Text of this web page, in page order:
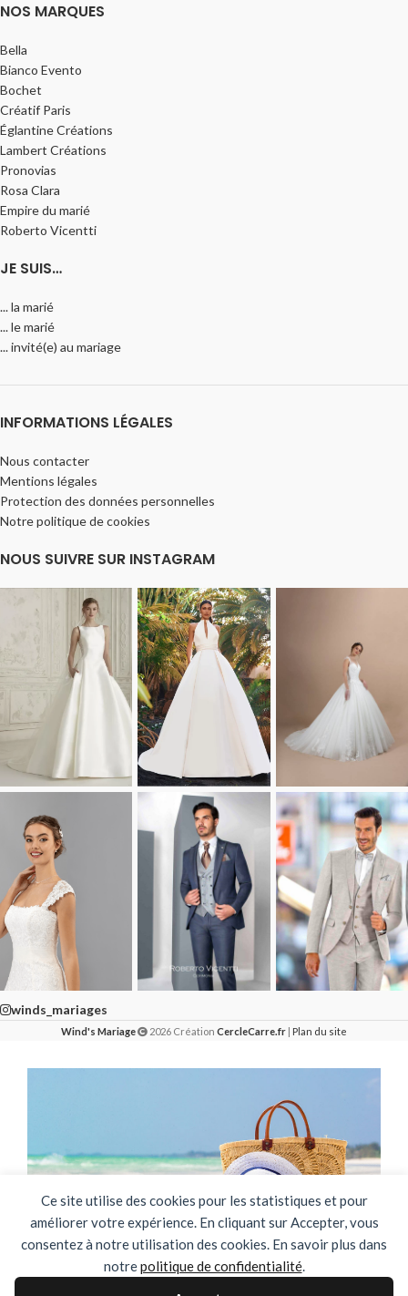
Ce site utilise des cookies pour les statistiques et pour
améliorer votre expérience. En cliquant sur Accepter, vous
consentez à notre utilisation des cookies. En savoir plus dans
notrepolitique de confidentialité.
NOS MARQUES
Bella
Bianco Evento
Bochet
Créatif Paris
Églantine Créations
Lambert Créations
Pronovias
Rosa Clara
Empire du marié
Roberto Vicentti
JE SUIS…
... la marié
... le marié
... invité(e) au mariage
INFORMATIONS LÉGALES
Nous contacter
Mentions légales
Protection des données personnelles
Notre politique de cookies
NOUS SUIVRE SUR INSTAGRAM
winds_mariages
Wind's Mariage 2026 Création CercleCarre.fr Plan du site
🌴✨ FERMETURE ESTIVALE ✨🌴